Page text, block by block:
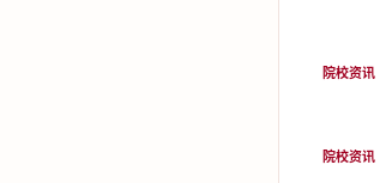
院校资讯
院校资讯